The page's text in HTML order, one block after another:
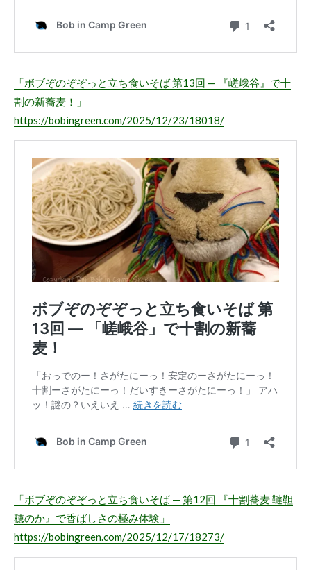
「ボブぞのぞぞっと立ち食いそば 第13回 — 『嵯峨谷』で十
割の新蕎麦！」
https://bobingreen.com/2025/12/23/18018/
「ボブぞのぞぞっと立ち食いそば — 第12回 『十割蕎麦 韃靼
穂のか』で香ばしさの極み体験」
https://bobingreen.com/2025/12/17/18273/